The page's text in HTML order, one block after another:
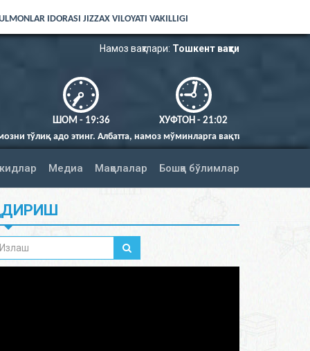
IDORASI JIZZAX VILOYATI VAKILLIGI
Намоз вақтлари: Тошкент вақти
ШОМ - 19:36
ХУФТОН - 21:02
этинг. Албатта, намоз мўминларга вақтида фарз қилингандир (Нисо
Медиа Мақолалар Бошқа бўлимлар